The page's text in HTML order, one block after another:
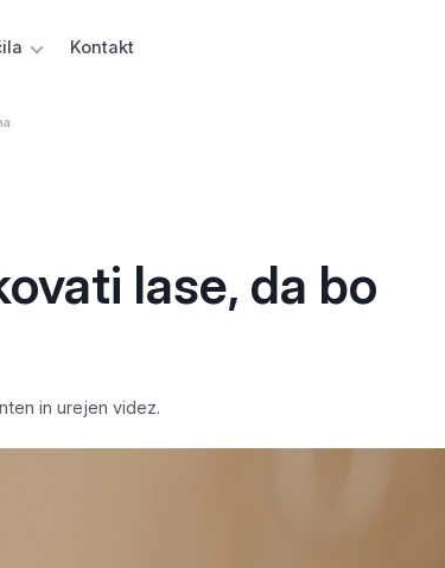
Kontakt
lase, da bo
in urejen videz.